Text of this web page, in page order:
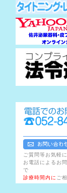
ご質問等お気軽
お電話によるお
で
診療時間内に ご